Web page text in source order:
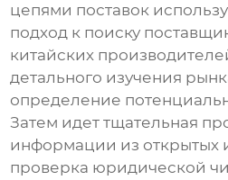
цепями поставок
подход к поиску
китайских
детального изучения
определение
Затем идет тщательная
информации из открытых
проверка юридической